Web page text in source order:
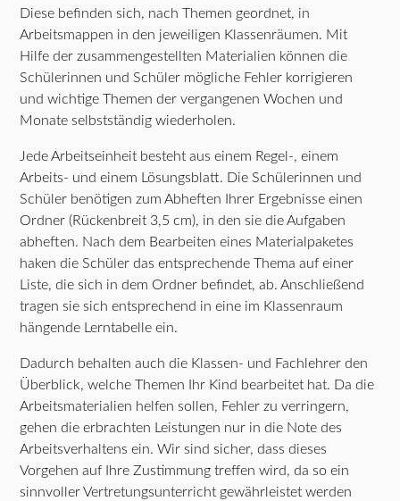
Diese befinden sich, nach Themen geordnet, in
Arbeitsmappen in den jeweiligen Klassenräumen. Mit
Hilfe der zusammengestellten Materialien können die
Schülerinnen und Schüler mögliche Fehler korrigieren
und wichtige Themen der vergangenen Wochen und
Monate selbstständig wiederholen.
Jede Arbeitseinheit besteht aus einem Regel-, einem
Arbeits- und einem Lösungsblatt. Die Schülerinnen und
Schüler benötigen zum Abheften Ihrer Ergebnisse einen
Ordner (Rückenbreit 3,5 cm), in den sie die Aufgaben
abheften. Nach dem Bearbeiten eines Materialpaketes
haken die Schüler das entsprechende Thema auf einer
Liste, die sich in dem Ordner befindet, ab. Anschließend
tragen sie sich entsprechend in eine im Klassenraum
hängende Lerntabelle ein.
Dadurch behalten auch die Klassen- und Fachlehrer den
Überblick, welche Themen Ihr Kind bearbeitet hat. Da die
Arbeitsmaterialien helfen sollen, Fehler zu verringern,
gehen die erbrachten Leistungen nur in die Note des
Arbeitsverhaltens ein. Wir sind sicher, dass dieses
Vorgehen auf Ihre Zustimmung treffen wird, da so ein
sinnvoller Vertretungsunterricht gewährleistet werden